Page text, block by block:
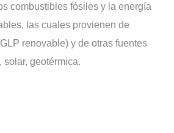
combustibles fósiles y la energía
las cuales provienen de
renovable) y de otras fuentes
geotérmica.